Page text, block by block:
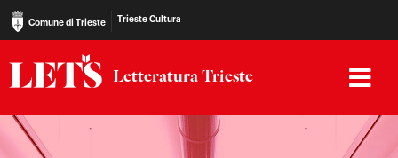
Comune di Trieste Trieste Cultura
Letteratura Trieste